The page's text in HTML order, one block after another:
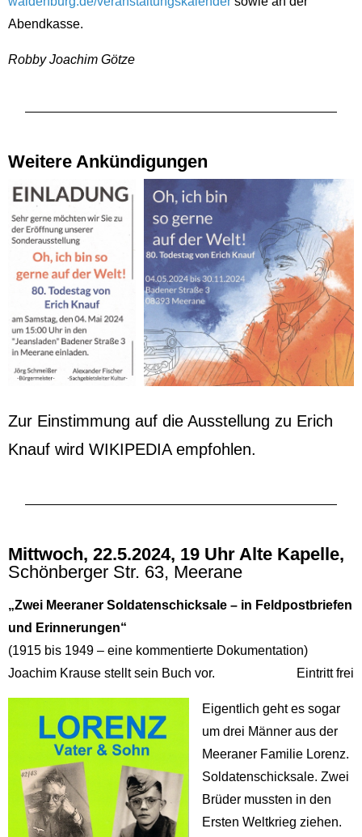
Abendkasse.
Robby Joachim Götze
Weitere Ankündigungen
Zur Einstimmung auf die Ausstellung zu Erich
Knauf wird WIKIPEDIA empfohlen.
Mittwoch, 22.5.2024, 19 Uhr Alte Kapelle,
Schönberger Str. 63, Meerane
„Zwei Meeraner Soldatenschicksale – in Feldpostbriefen
und Erinnerungen“
(1915 bis 1949 – eine kommentierte Dokumentation)
Joachim Krause stellt sein Buch vor.
Eintritt frei
Eigentlich geht es sogar
um drei Männer aus der
Meeraner Familie Lorenz.
Soldatenschicksale. Zwei
Brüder mussten in den
Ersten Weltkrieg ziehen.